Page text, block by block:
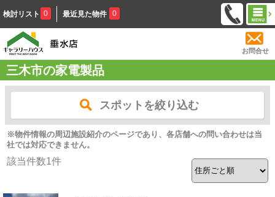
検討リスト 0 最近見た物件 0
お問合せ
三木市の家電製品
スポットを絞り込む
※物件情報の周辺施設紹介のページであり、各店舗への問い合わせは当
社では対応できません。
該当件数1件